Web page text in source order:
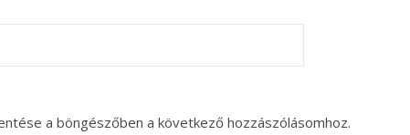
a böngészőben a következő hozzászólásomhoz.